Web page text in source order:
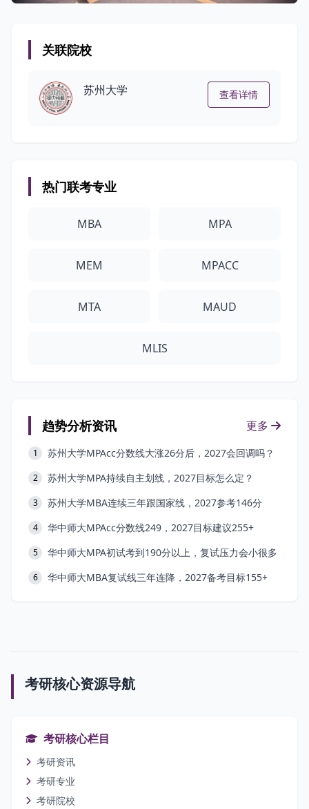
关联院校
苏州大学 查看详情
热门联考专业
MBA MPA
MEM MPACC
MTA MAUD
MLIS
趋势分析资讯 更多
1 苏州大学MPAcc分数线大涨26分后，2027会回调吗？
2 苏州大学MPA持续自主划线，2027目标怎么定？
3 苏州大学MBA连续三年跟国家线，2027参考146分
4 华中师大MPAcc分数线249，2027目标建议255+
5 华中师大MPA初试考到190分以上，复试压力会小很多
6 华中师大MBA复试线三年连降，2027备考目标155+
考研核心资源导航
考研核心栏目
考研资讯
考研专业
考研院校